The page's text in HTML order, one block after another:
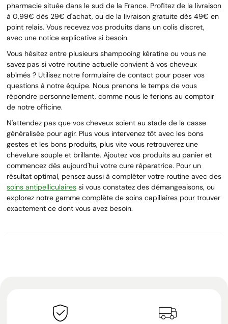
pharmacie située dans le sud de la France. Profitez de la livraison
à 0,99€ dès 29€ d'achat, ou de la livraison gratuite dès 49€ en
point relais. Vous recevez vos produits dans un colis discret,
avec une notice explicative si besoin.
Vous hésitez entre plusieurs shampooing kératine ou vous ne
savez pas si votre routine actuelle convient à vos cheveux
abîmés ? Utilisez notre formulaire de contact pour poser vos
questions à notre équipe. Nous prenons le temps de vous
répondre personnellement, comme nous le ferions au comptoir
de notre officine.
N'attendez pas que vos cheveux soient au stade de la casse
généralisée pour agir. Plus vous intervenez tôt avec les bons
gestes et les bons produits, plus vite vous retrouverez une
chevelure souple et brillante. Ajoutez vos produits au panier et
commencez dès aujourd'hui votre cure réparatrice. Pour un
résultat optimal, pensez aussi à compléter votre routine avec des
soins antipelliculaires si vous constatez des démangeaisons, ou
explorez notre gamme complète de soins capillaires pour trouver
exactement ce dont vous avez besoin.